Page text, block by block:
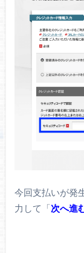
今回支払いが発
力して「次へ進